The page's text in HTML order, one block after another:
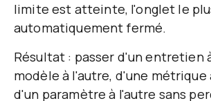
limite est atteinte, l'onglet le
automatiquement fermé.
Résultat : passer d'un entretien
modèle à l'autre, d'une métrique
d'un paramètre à l'autre sans